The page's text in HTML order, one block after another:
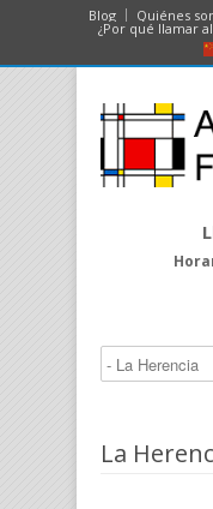
Blog Quiénes
¿Por qué llamar
La